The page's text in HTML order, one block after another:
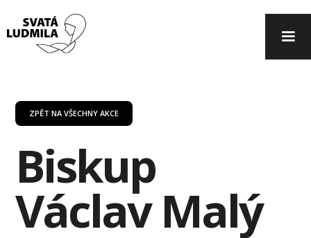
ZPĚT NA VŠECHNY AKCE
Biskup
Václav Malý